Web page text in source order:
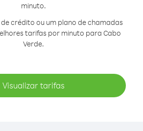
minuto.
crédito ou um plano de chamadas
tarifas por minuto para Cabo
Verde.
Visualizar tarifas